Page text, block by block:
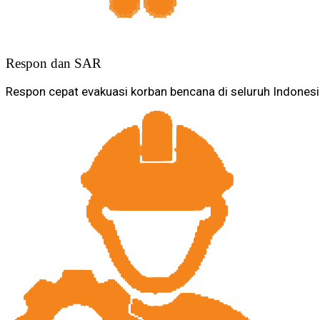
Respon dan SAR
Respon cepat evakuasi korban bencana di seluruh